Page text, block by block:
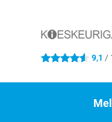
4.6 sterren 9,1 /